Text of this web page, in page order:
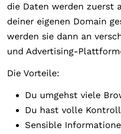
die Daten werden zuerst
deiner eigenen Domain
werden sie dann an
und Advertising-
Die Vorteile:
Du umgehst viele
Du hast volle
Sensible